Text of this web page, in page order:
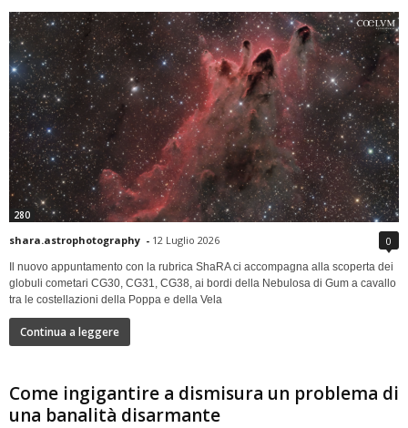
280
shara.astrophotography - 12 Luglio 2026 0
Il nuovo appuntamento con la rubrica ShaRA ci accompagna alla scoperta dei
globuli cometari CG30, CG31, CG38, ai bordi della Nebulosa di Gum a cavallo
tra le costellazioni della Poppa e della Vela
Continua a leggere
Come ingigantire a dismisura un problema di
una banalità disarmante